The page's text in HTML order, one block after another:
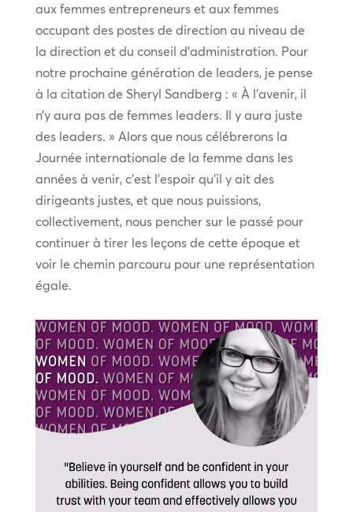
aux femmes entrepreneurs et aux femmes
occupant des postes de direction au niveau de
la direction et du conseil d’administration. Pour
notre prochaine génération de leaders, je pense
à la citation de Sheryl Sandberg : « À l’avenir, il
n’y aura pas de femmes leaders. Il y aura juste
des leaders. » Alors que nous célébrerons la
Journée internationale de la femme dans les
années à venir, c’est l’espoir qu’il y ait des
dirigeants justes, et que nous puissions,
collectivement, nous pencher sur le passé pour
continuer à tirer les leçons de cette époque et
voir le chemin parcouru pour une représentation
égale.